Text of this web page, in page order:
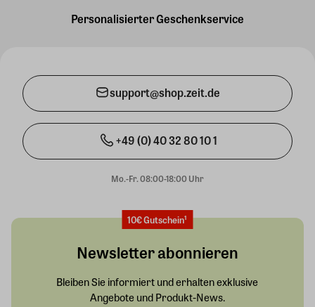
Personalisierter Geschenkservice
support@shop.zeit.de
+49 (0) 40 32 80 10 1
Mo.-Fr. 08:00-18:00 Uhr
10€ Gutschein¹
Newsletter abonnieren
Bleiben Sie informiert und erhalten exklusive
Angebote und Produkt-News.